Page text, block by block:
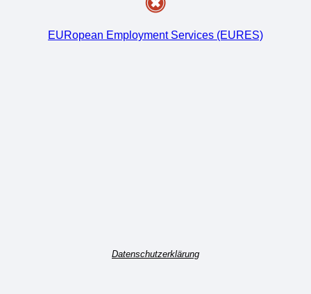
EURopean Employment Services (EURES)
Datenschutzerklärung